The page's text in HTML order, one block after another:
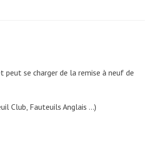
peut se charger de la remise à neuf de
Club, Fauteuils Anglais …)